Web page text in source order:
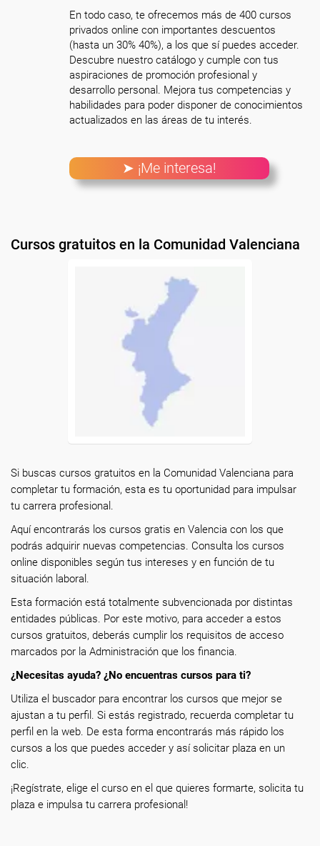
En todo caso, te ofrecemos más de 400 cursos
privados online con importantes descuentos
(hasta un 30% 40%), a los que sí puedes acceder.
Descubre nuestro catálogo y cumple con tus
aspiraciones de promoción profesional y
desarrollo personal. Mejora tus competencias y
habilidades para poder disponer de conocimientos
actualizados en las áreas de tu interés.
➤ ¡Me interesa!
Cursos gratuitos en la Comunidad Valenciana
Si buscas cursos gratuitos en la Comunidad Valenciana para
completar tu formación, esta es tu oportunidad para impulsar
tu carrera profesional.
Aquí encontrarás los cursos gratis en Valencia con los que
podrás adquirir nuevas competencias. Consulta los cursos
online disponibles según tus intereses y en función de tu
situación laboral.
Esta formación está totalmente subvencionada por distintas
entidades públicas. Por este motivo, para acceder a estos
cursos gratuitos, deberás cumplir los requisitos de acceso
marcados por la Administración que los financia.
¿Necesitas ayuda? ¿No encuentras cursos para ti?
Utiliza el buscador para encontrar los cursos que mejor se
ajustan a tu perfil. Si estás registrado, recuerda completar tu
perfil en la web. De esta forma encontrarás más rápido los
cursos a los que puedes acceder y así solicitar plaza en un
clic.
¡Regístrate, elige el curso en el que quieres formarte, solicita tu
plaza e impulsa tu carrera profesional!